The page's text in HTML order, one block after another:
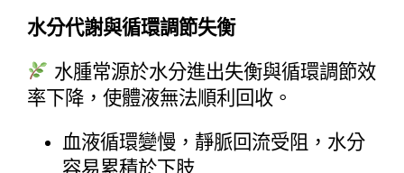
水分代謝與循環調節失衡
水腫常源於水分進出失衡與循環調節效
率下降，使體液無法順利回收。
血液循環變慢，靜脈回流受阻，水分
容易累積於下肢